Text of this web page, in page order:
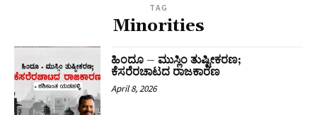
TAG
Minorities
ಹಿಂದೂ – ಮುಸ್ಲಿಂ ತುಷ್ಟೀಕರಣ;
ಕೆಸರೆರಚಾಟದ ರಾಜಕಾರಣ
April 8, 2026